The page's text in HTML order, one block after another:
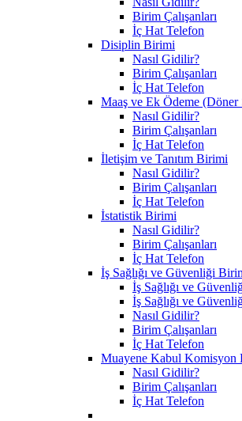
Birim Çalışanları
İç Hat Telefon
Disiplin Birimi
Nasıl Gidilir?
Birim Çalışanları
İç Hat Telefon
Maaş ve Ek Ödeme
Nasıl Gidilir?
Birim Çalışanları
İç Hat Telefon
İletişim ve Tanıtım Birimi
Nasıl Gidilir?
Birim Çalışanları
İç Hat Telefon
İstatistik Birimi
Nasıl Gidilir?
Birim Çalışanları
İç Hat Telefon
İş Sağlığı ve Güvenliği
İş Sağlığı ve
İş Sağlığı ve
Nasıl Gidilir?
Birim Çalışanları
İç Hat Telefon
Muayene Kabul Komisyon
Nasıl Gidilir?
Birim Çalışanları
İç Hat Telefon